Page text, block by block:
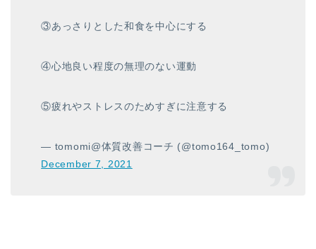
③あっさりとした和食を中心にする
④心地良い程度の無理のない運動
⑤疲れやストレスのためすぎに注意する
— tomomi@体質改善コーチ (@tomo164_tomo)
December 7, 2021